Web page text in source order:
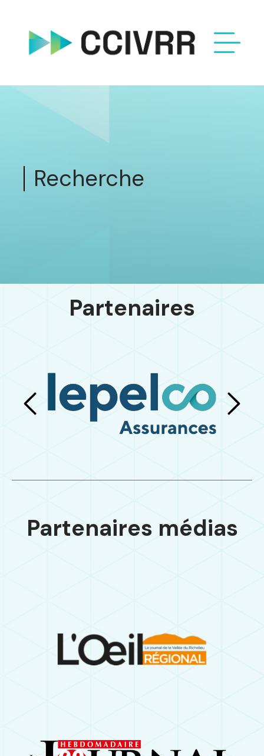
Recherche
Partenaires
Partenaires médias